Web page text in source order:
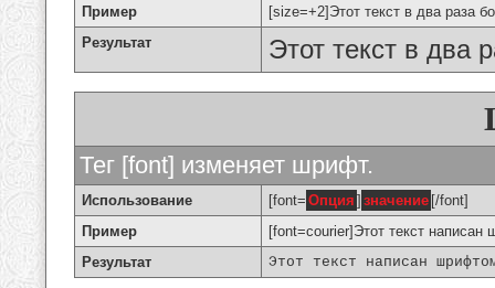
Пример
[size=+2]Этот текст в два раза
Результат
Этот текст в два
Тег [font] изменяет шрифт.
Использование [font= Опция ] значение [/font]
Пример
[font=courier]Этот текст
Результат
Этот текст написан